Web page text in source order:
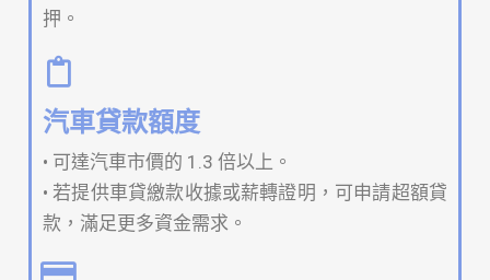
押。
汽車貸款額度
• 可達汽車市價的 1.3 倍以上。
• 若提供車貸繳款收據或薪轉證明，可申請超額貸
款，滿足更多資金需求。